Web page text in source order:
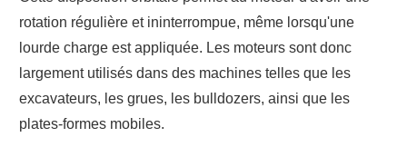
rotation régulière et ininterrompue, même lorsqu'une
lourde charge est appliquée. Les moteurs sont donc
largement utilisés dans des machines telles que les
excavateurs, les grues, les bulldozers, ainsi que les
plates-formes mobiles.